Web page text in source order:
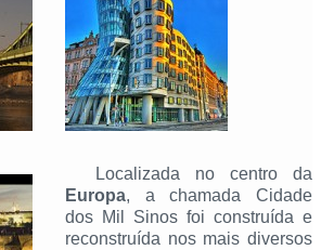
Localizada no centro da
Europa, a chamada Cidade
dos Mil Sinos foi construída e
reconstruída nos mais diversos